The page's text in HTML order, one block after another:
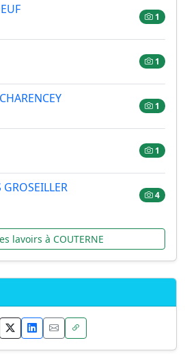
1
1
1
1
GROSEILLER
4
lavoirs à COUTERNE